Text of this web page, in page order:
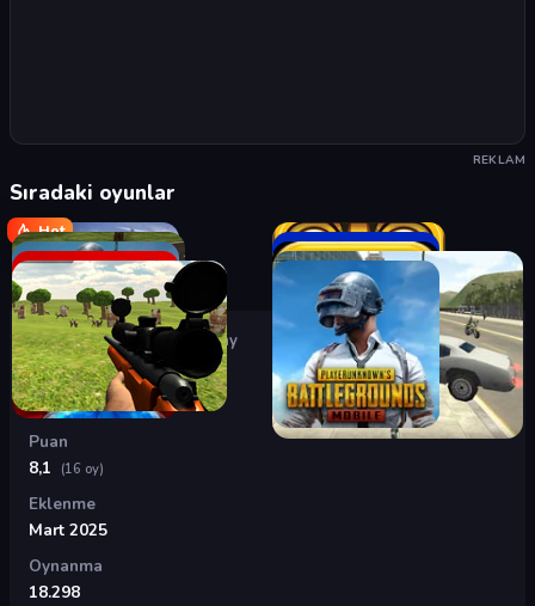
REKLAM
Sıradaki oyunlar
Hot
Oyunlar›3D Oyunlar Granny
Granny
Puan
8,1
(16 oy)
Eklenme
Mart 2025
Oynanma
18.298